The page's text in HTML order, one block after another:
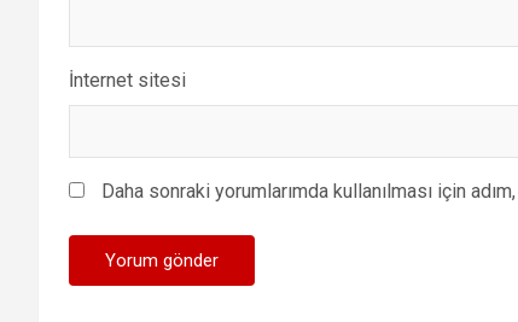
İnternet sitesi
Daha sonraki yorumlarımda kullanılması için